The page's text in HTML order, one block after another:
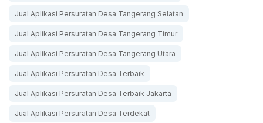
Jual Aplikasi Persuratan Desa Tangerang Selatan
Jual Aplikasi Persuratan Desa Tangerang Timur
Jual Aplikasi Persuratan Desa Tangerang Utara
Jual Aplikasi Persuratan Desa Terbaik
Jual Aplikasi Persuratan Desa Terbaik Jakarta
Jual Aplikasi Persuratan Desa Terdekat